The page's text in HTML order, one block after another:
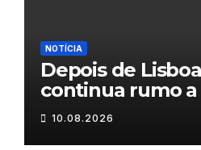
NOTÍCIA
Depois de
continua rumo a
10.08.2026